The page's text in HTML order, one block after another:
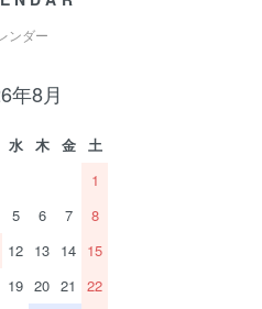
ンダー
年8月
水 木 金
土
1
5 6 7
8
12 13 14 15
19 20 21
22